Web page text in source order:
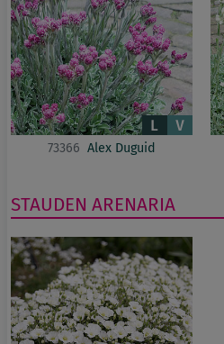
73366 Alex Duguid
STAUDEN ARENARIA